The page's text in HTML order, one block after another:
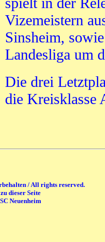
Vizemeistern
Sinsheim,
Landesliga um
Die drei
die Kreisklasse
/ All rights reserved.
dieser Seite
Neuenheim